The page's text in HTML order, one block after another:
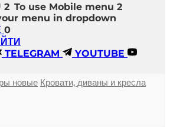
2 To use Mobile menu 2
menu in dropdown
0
TELEGRAM YOUTUBE
новые Кровати, диваны и кресла